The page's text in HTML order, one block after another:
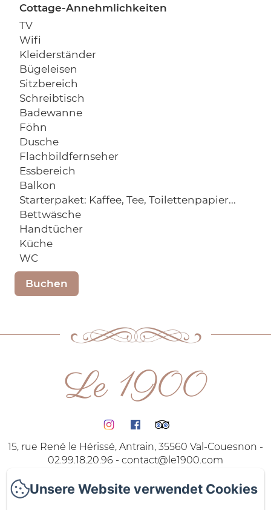
Cottage-Annehmlichkeiten
TV
Wifi
Kleiderständer
Bügeleisen
Sitzbereich
Schreibtisch
Badewanne
Föhn
Dusche
Flachbildfernseher
Essbereich
Balkon
Starterpaket: Kaffee, Tee, Toilettenpapier...
Bettwäsche
Handtücher
Küche
WC
Buchen
Le 1900
15, rue René le Hérissé, Antrain, 35560 Val-Couesnon -
02.99.18.20.96 - contact@le1900.com
Homepage
Unsere Website verwendet Cookies